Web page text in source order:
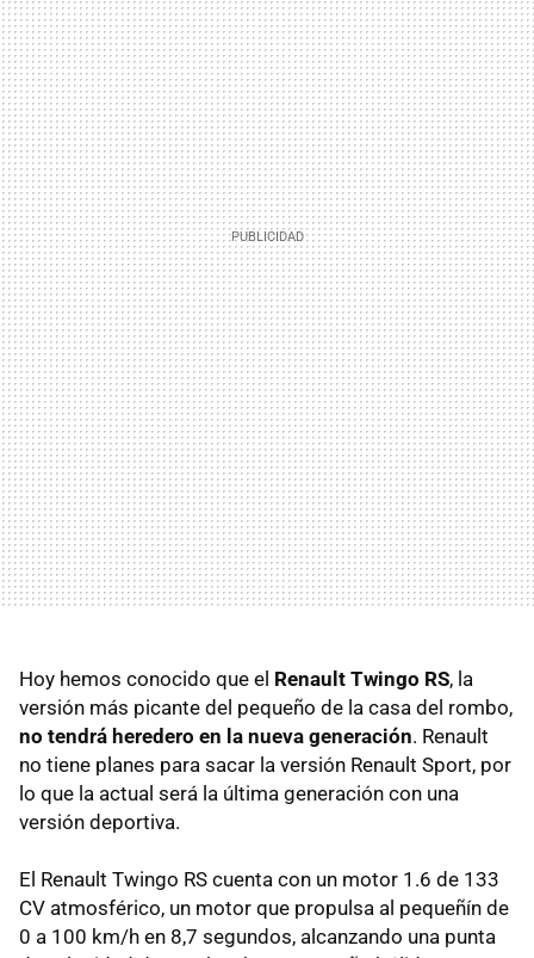
Hoy hemos conocido que el Renault Twingo RS, la
versión más picante del pequeño de la casa del rombo,
no tendrá heredero en la nueva generación. Renault
no tiene planes para sacar la versión Renault Sport, por
lo que la actual será la última generación con una
versión deportiva.
El Renault Twingo RS cuenta con un motor 1.6 de 133
CV atmosférico, un motor que propulsa al pequeñín de
0 a 100 km/h en 8,7 segundos, alcanzando una punta